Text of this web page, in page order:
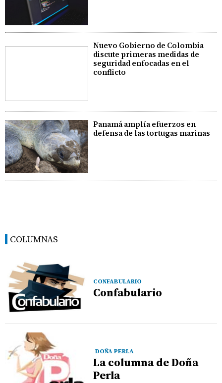
Nuevo Gobierno de Colombia
discute primeras medidas de
seguridad enfocadas en el
conflicto
Panamá amplía efuerzos en
defensa de las tortugas marinas
COLUMNAS
CONFABULARIO
Confabulario
DOÑA PERLA
La columna de Doña
Perla